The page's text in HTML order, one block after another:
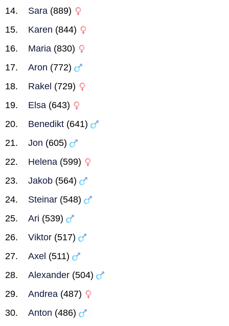
Sara (889)
Karen (844)
Maria (830)
Aron (772)
Rakel (729)
Elsa (643)
Benedikt (641)
Jon (605)
Helena (599)
Jakob (564)
Steinar (548)
Ari (539)
Viktor (517)
Axel (511)
Alexander (504)
Andrea (487)
Anton (486)